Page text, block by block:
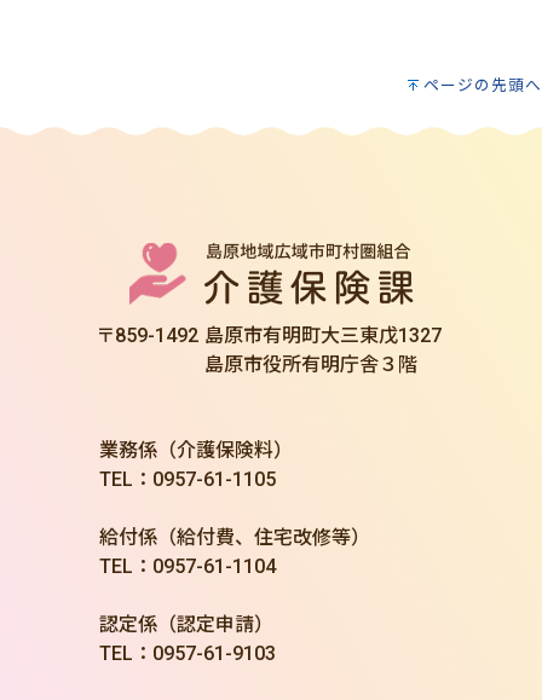
ページの先頭へ
〒859-1492 島原市有明町大三東戊1327
島原市役所有明庁舎３階
業務係（介護保険料）
TEL：0957-61-1105
給付係（給付費、住宅改修等）
TEL：0957-61-1104
認定係（認定申請）
TEL：0957-61-9103